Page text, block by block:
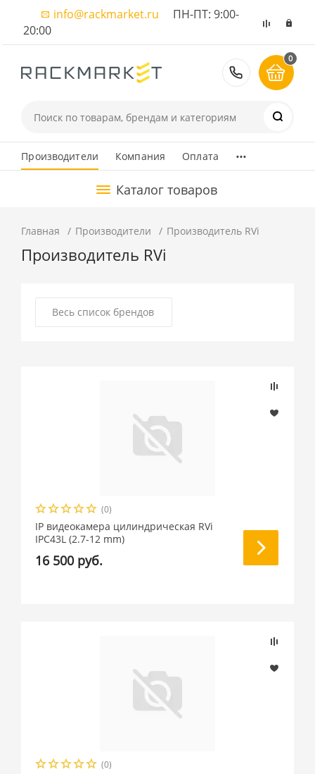
info@rackmarket.ru ПН-ПТ: 9:00-
20:00
8 (495)
0
Производители Компания Оплата ...
Каталог товаров
Главная Производители Производитель RVi
Производитель RVi
Весь список брендов
(0)
IP видеокамера цилиндрическая RVi
IPC43L (2.7-12 mm)
16 500 руб.
(0)